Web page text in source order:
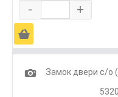
- +
Ä
1
Замок двери с/о